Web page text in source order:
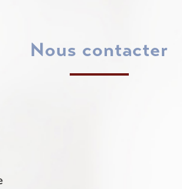
nous contacter